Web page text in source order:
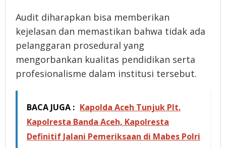
Audit diharapkan bisa memberikan
kejelasan dan memastikan bahwa tidak ada
pelanggaran prosedural yang
mengorbankan kualitas pendidikan serta
profesionalisme dalam institusi tersebut.
BACA JUGA : Kapolda Aceh Tunjuk Plt.
Kapolresta Banda Aceh, Kapolresta
Definitif Jalani Pemeriksaan di Mabes Polri